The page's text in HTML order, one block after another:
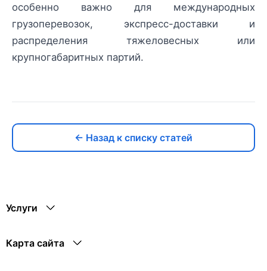
особенно важно для международных
грузоперевозок, экспресс-доставки и
распределения тяжеловесных или
крупногабаритных партий.
← Назад к списку статей
Услуги
Карта сайта